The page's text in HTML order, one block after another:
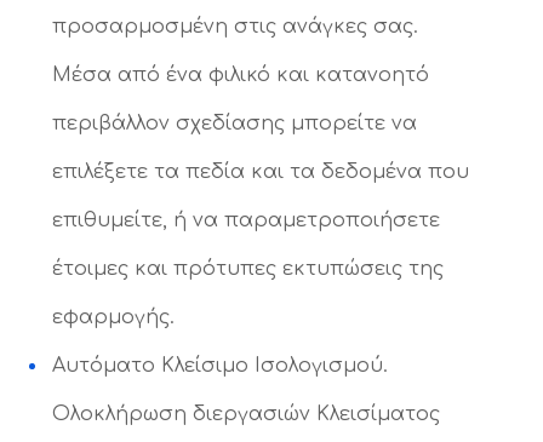
προσαρμοσμένη στις ανάγκες σας.
Μέσα από ένα φιλικό και κατανοητό
περιβάλλον σχεδίασης μπορείτε να
επιλέξετε τα πεδία και τα δεδομένα που
επιθυμείτε, ή να παραμετροποιήσετε
έτοιμες και πρότυπες εκτυπώσεις της
εφαρμογής.
Αυτόματο Κλείσιμο Ισολογισμού.
Ολοκλήρωση διεργασιών Κλεισίματος